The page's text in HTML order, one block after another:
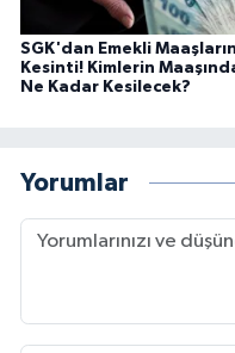
SGK'dan Emekli
Kesinti! Kimlerin
Ne Kadar Kesilecek?
Yorumlar